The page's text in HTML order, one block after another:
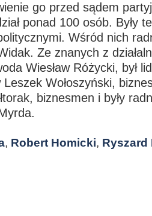
go przed sądem
ponad 100 osób. Były
Wśród nich
Ze znanych z
Wiesław Różycki, był
Wołoszyński,
biznesmen i były
, Robert Homicki, Ryszard